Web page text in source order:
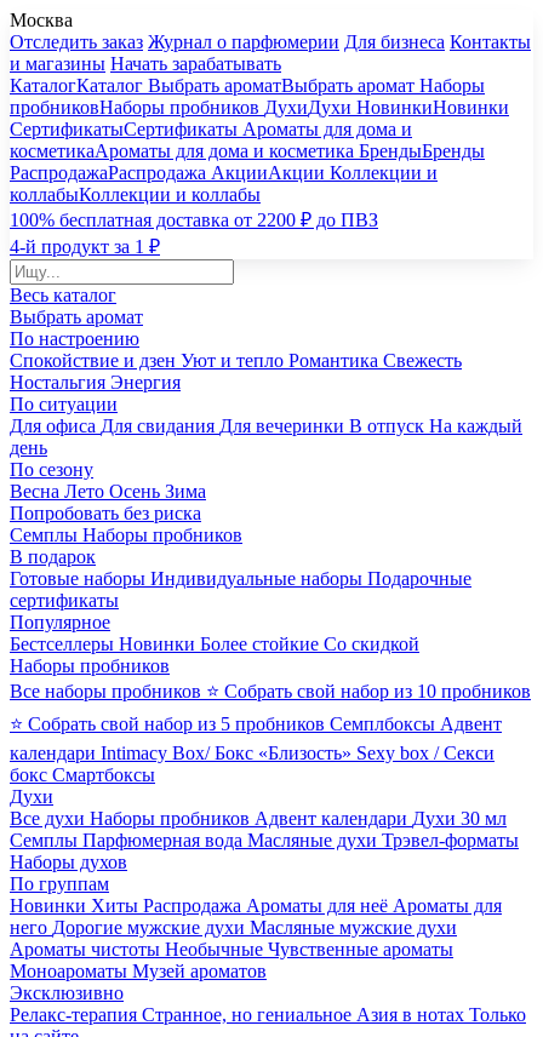
Москва
Отследить заказ Журнал о парфюмерии Для бизнеса Контакты
и магазины Начать зарабатывать
КаталогКаталог Выбрать ароматВыбрать аромат Наборы
пробниковНаборы пробников ДухиДухи НовинкиНовинки
СертификатыСертификаты Ароматы для дома и
косметикаАроматы для дома и косметика БрендыБренды
РаспродажаРаспродажа АкцииАкции Коллекции и
коллабыКоллекции и коллабы
100% бесплатная доставка от 2200 ₽ до ПВЗ
4-й продукт за 1 ₽
Весь каталог
Выбрать аромат
По настроению
Спокойствие и дзен Уют и тепло Романтика Свежесть
Ностальгия Энергия
По ситуации
Для офиса Для свидания Для вечеринки В отпуск На каждый
день
По сезону
Весна Лето Осень Зима
Попробовать без риска
Семплы Наборы пробников
В подарок
Готовые наборы Индивидуальные наборы Подарочные
сертификаты
Популярное
Бестселлеры Новинки Более стойкие Со скидкой
Наборы пробников
Все наборы пробников ⭐ Собрать свой набор из 10 пробников
⭐ Собрать свой набор из 5 пробников Семплбоксы Адвент
календари Intimacy Box/ Бокс «Близость» Sexy box / Секси
бокс Смартбоксы
Духи
Все духи Наборы пробников Адвент календари Духи 30 мл
Семплы Парфюмерная вода Масляные духи Трэвел-форматы
Наборы духов
По группам
Новинки Хиты Распродажа Ароматы для неё Ароматы для
него Дорогие мужские духи Масляные мужские духи
Ароматы чистоты Необычные Чувственные ароматы
Моноароматы Музей ароматов
Эксклюзивно
Релакс-терапия Странное, но гениальное Азия в нотах Только